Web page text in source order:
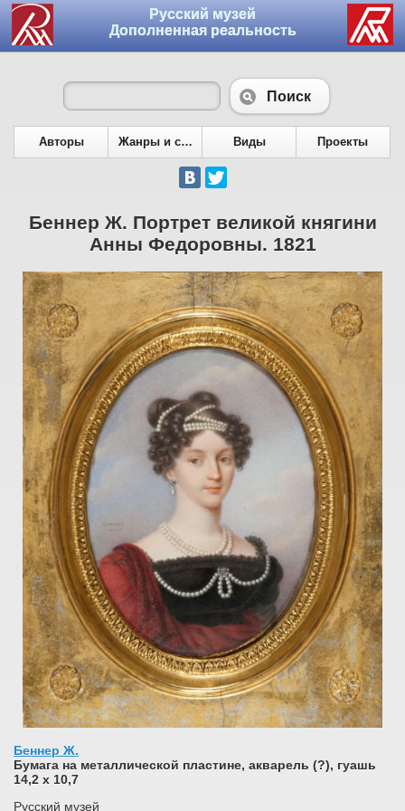
Русский музей
Дополненная реальность
Поиск
Авторы Жанры и сюжеты Виды Проекты
Беннер Ж. Портрет великой княгини
Анны Федоровны. 1821
Беннер Ж.
Бумага на металлической пластине, акварель (?), гуашь
14,2 x 10,7
Русский музей